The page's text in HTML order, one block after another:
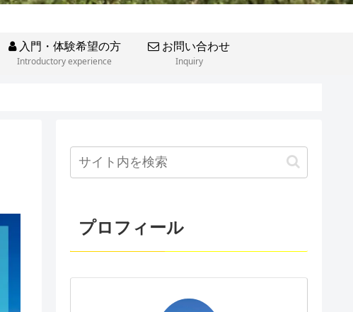
入門・体験希望の方
Introductory experience
お問い合わせ
Inquiry
プロフィール